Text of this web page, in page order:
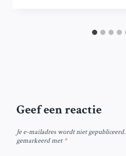
Geef een reactie
Je e-mailadres wordt niet gepubliceerd.
gemarkeerd met*